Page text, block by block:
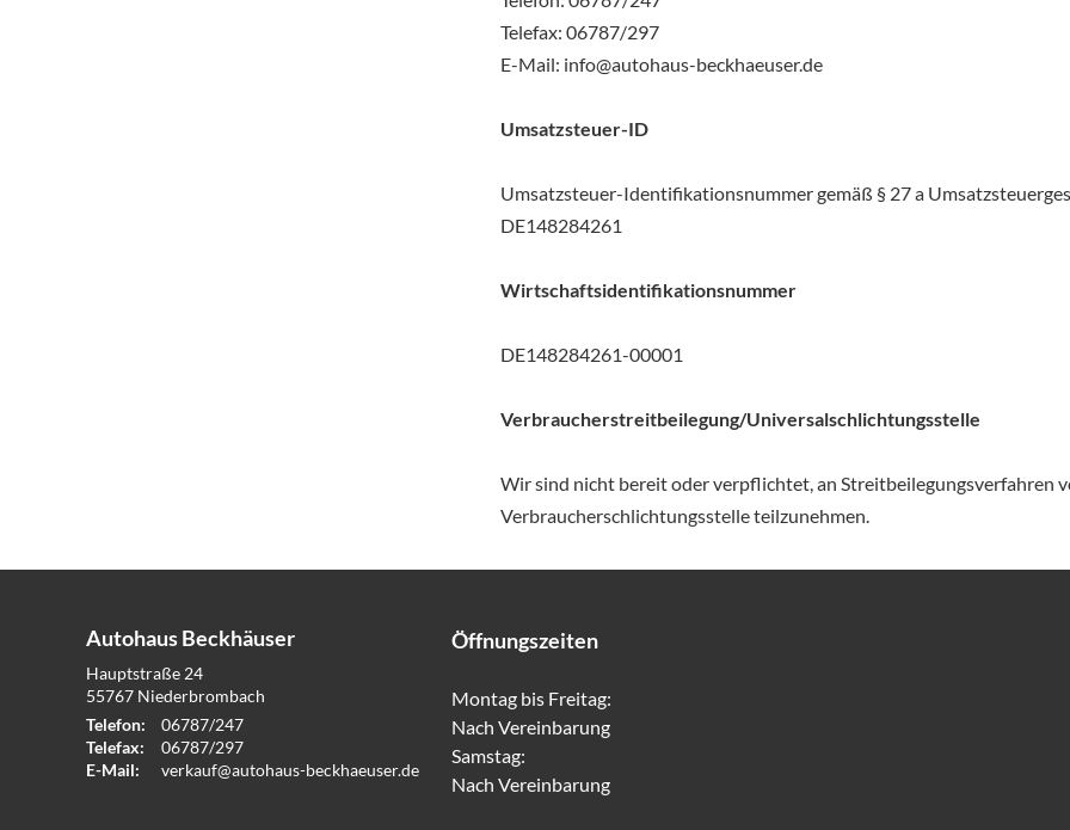
Telefax: 06787/297
E-Mail: info@autohaus-beckhaeuser.de
Umsatzsteuer-ID
Umsatzsteuer-Identifikationsnummer gemäß § 27 a
DE148284261
Wirtschaftsidentifikationsnummer
DE148284261-00001
Verbraucherstreitbeilegung/Universalschlichtungsstelle
Wir sind nicht bereit oder verpflichtet, an Streitbeilegungsverfahren
Verbraucherschlichtungsstelle teilzunehmen.
Autohaus Beckhäuser
Hauptstraße 24
55767 Niederbrombach
Telefon:
06787/247
Telefax:
06787/297
E-Mail:
verkauf@autohaus-beckhaeuser.de
Öffnungszeiten
Montag bis Freitag:
Nach Vereinbarung
Samstag:
Nach Vereinbarung